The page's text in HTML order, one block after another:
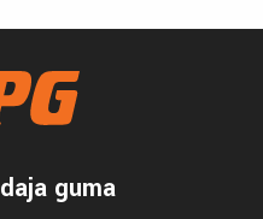
guma